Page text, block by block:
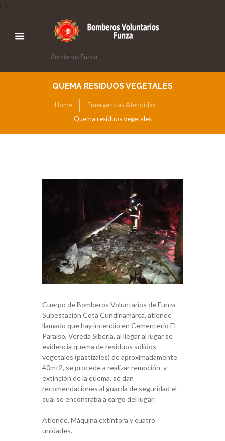
Bomberos Funza
QUEMA RESIDUOS VEGETALES
Home
Emergencias Atendidas
Quema residuos vegetales
Cuerpo de Bomberos Voluntarios de Funza
Subestación Cota Cundinamarca, atiende
llamado que hay incendio en Cementerio El
Paraíso, Vereda Siberia, al llegar al lugar se
evidencia quema de residuos sólidos
vegetales (pastizales) de aproximadamente
40mt2, se procede a realizar remoción y
extinción de la quema, se dan
recomendaciones al guarda de seguridad el
cual se encontraba a cargo del lugar.
Atiende. Máquina extintora y cuatro
unidades.